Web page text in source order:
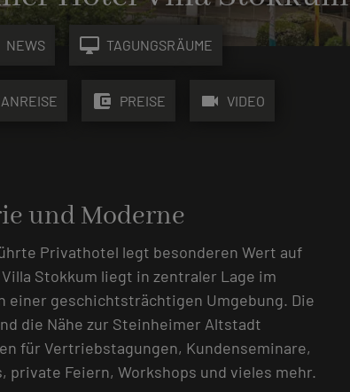
NEWS desktop_mac TAGUNGSRÄUME
ANREISE account_balance_wallet PREISE videocam VIDEO
und Moderne
Privathotel legt besonderen Wert auf
Stokkum liegt in zentraler Lage im
geschichtsträchtigen Umgebung. Die
die Nähe zur Steinheimer Altstadt
für Vertriebstagungen, Kundenseminare,
Feiern, Workshops und vieles mehr.